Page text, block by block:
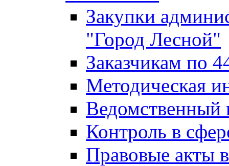
Закупки
"Город Лесной"
Заказчикам по
Методическая
Ведомственный
Контроль в
Правовые акты